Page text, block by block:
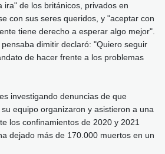
ira" de los británicos, privados en
con sus seres queridos, y "aceptar con
tiene derecho a esperar algo mejor".
dimitir declaró: "Quiero seguir
de hacer frente a los problemas
investigando denuncias de que
equipo organizaron y asistieron a una
los confinamientos de 2020 y 2021
dejado más de 170.000 muertos en un